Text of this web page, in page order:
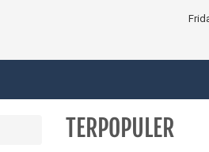
TERPOPULER